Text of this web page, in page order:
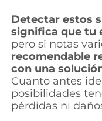
Detectar estos
significa que tu
pero si notas
recomendable
con una
Cuanto antes
posibilidades
pérdidas ni